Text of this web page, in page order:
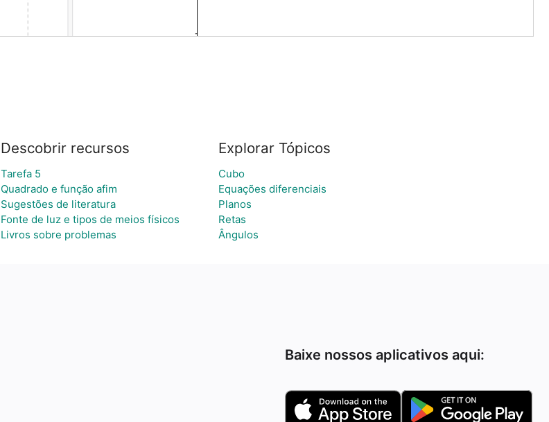
Descobrir recursos
Tarefa 5
Quadrado e função afim
Sugestões de literatura
Fonte de luz e tipos de meios físicos
Livros sobre problemas
Explorar Tópicos
Cubo
Equações diferenciais
Planos
Retas
Ângulos
Baixe nossos aplicativos aqui: